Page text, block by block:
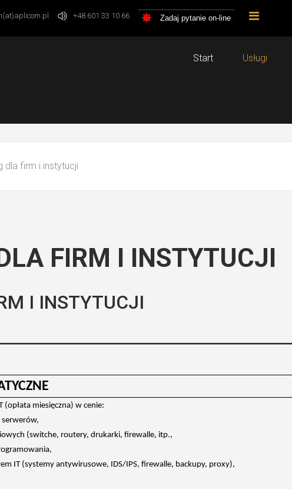
+48 601 33 10 66 Zadaj pytanie on-line
Start Usługi
dla firm i instytucji
FIRM I INSTYTUCJI
I INSTYTUCJI
(opłata miesięczna) w cenie:
(switche, routery, drukarki, firewalle, itp.,
IT (systemy antywirusowe, IDS/IPS, firewalle, backupy, proxy),